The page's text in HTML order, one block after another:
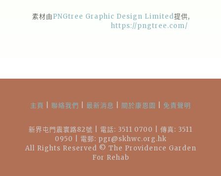
素材由PNGtree Graphic Design Limited提供,
https://pngtree.com/
主頁 聯絡我們 最新消息 關於康恩園 免責聲明
新界屯門震寰路82號 | 電話: 3511 0700 | 傳真: 3511
0950 | 電郵: pgr@skhwc.org.hk
All Rights Reserved © The Providence Garden
For Rehab